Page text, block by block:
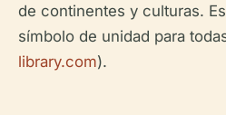
de continentes y culturas.
símbolo de unidad para
library.com).